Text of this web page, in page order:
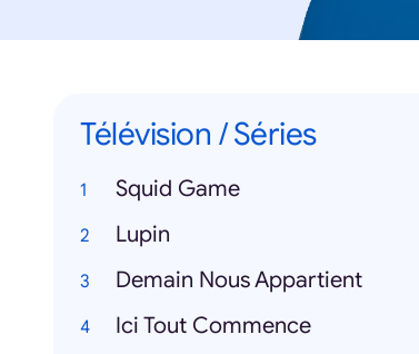
Télévision / Séries
Squid Game
Lupin
Demain Nous Appartient
Ici Tout Commence